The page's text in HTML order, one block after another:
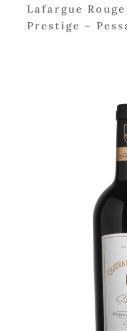
Lafargue
Prestige –